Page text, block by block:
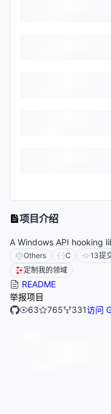
项目介绍
A Windows API hooking
Others C 13提
定制我的领域
README
举报项目
63
765 331访问